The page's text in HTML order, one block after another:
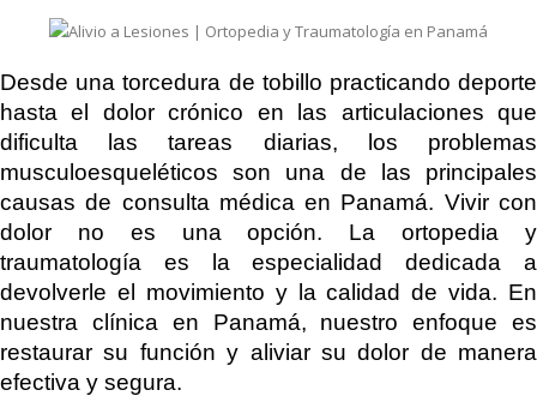
Desde una torcedura de tobillo practicando deporte
hasta el dolor crónico en las articulaciones que
dificulta las tareas diarias, los problemas
musculoesqueléticos son una de las principales
causas de consulta médica en Panamá. Vivir con
dolor no es una opción. La ortopedia y
traumatología es la especialidad dedicada a
devolverle el movimiento y la calidad de vida. En
nuestra clínica en Panamá, nuestro enfoque es
restaurar su función y aliviar su dolor de manera
efectiva y segura.